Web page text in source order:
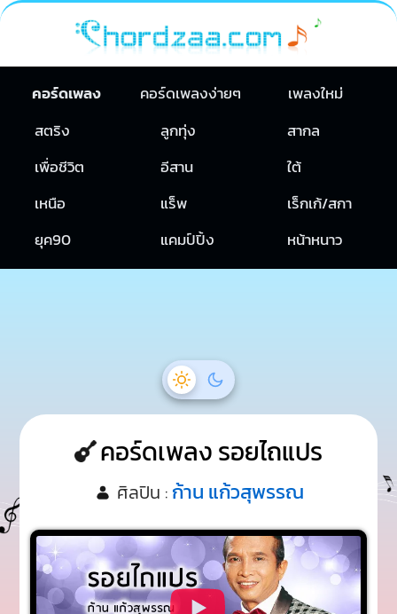
คอร์ดเพลง คอร์ดเพลงง่ายๆ
เพลงใหม่
สตริง
ลูกทุ่ง
สากล
เพื่อชีวิต
อีสาน
ใต้
เหนือ
แร็พ
เร็กเก้/สกา
ยุค90
แคมป์ปิ้ง หน้าหนาว
คอร์ดเพลง รอยไถแปร
ศิลปิน : ก้าน แก้วสุพรรณ